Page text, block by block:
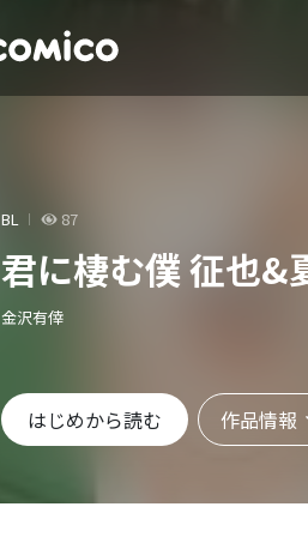
BL 87
君に棲む僕 征也&
金沢有倖
はじめから読む 作品情報